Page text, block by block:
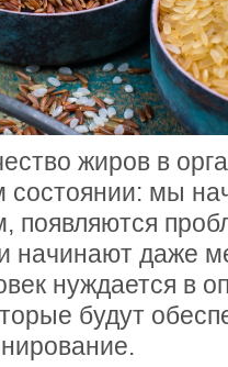
жиров в
состоянии: мы
появляются
начинают даже
нуждается в
будут